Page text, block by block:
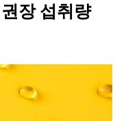
장 섭취량